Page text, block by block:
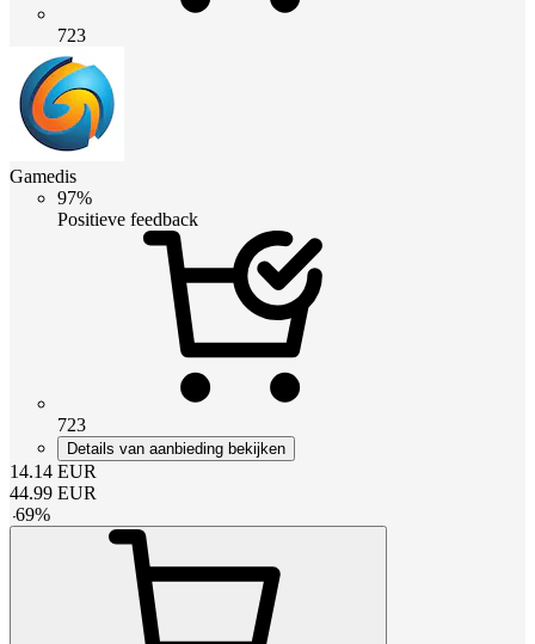
723
Gamedis
97%
Positieve feedback
723
Details van aanbieding bekijken
14.14 EUR
44.99 EUR
-69%